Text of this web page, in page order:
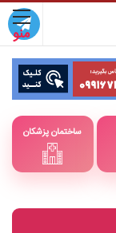
ساختمان پزشکان